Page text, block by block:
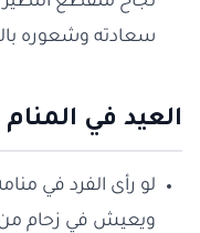
سعادته وشعوره
العيد في
لو رأى الفرد في
ويعيش في زحام من